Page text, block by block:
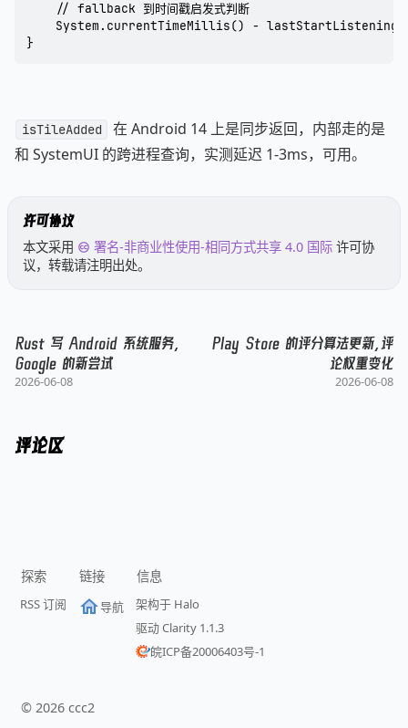
    // fallback 到时间戳启发式判断
System.currentTimeMillis() -
}
isTileAdded
在 Android 14 上是同步返回，内部走的是
和 SystemUI 的跨进程查询，实测延迟 1-3ms，可用。
许可协议
本文采用 署名-非商业性使用-相同方式共享 4.0 国际 许可协
议，转载请注明出处。
Rust 写 Android 系统服务，
Google 的新尝试
2026-06-08
Play Store 的评分算法更新，评
论权重变化
2026-06-08
评论区
探索
RSS 订阅
链接
导航
信息
架构于 Halo
驱动 Clarity 1.1.3
皖ICP备20006403号-1
©2026 ccc2